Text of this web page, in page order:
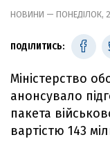
НОВИНИ — ПОНЕДІЛОК,
ПОДІЛИТИСЬ:
Міністерство
анонсувало
пакета
вартістю 143